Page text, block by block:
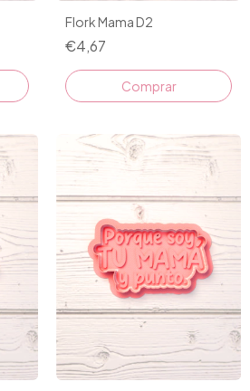
Flork Mama D2
€4,67
Comprar